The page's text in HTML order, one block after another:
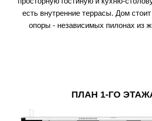
есть внутренние террасы. Дом
опоры - независимых пилонах из
ПЛАН 1-ГО